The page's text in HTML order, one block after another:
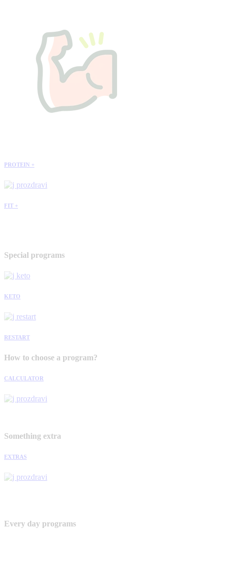
PROTEIN +
FIT +
Special programs
KETO
RESTART
How to choose a program?
CALCULATOR
Something extra
EXTRAS
Every day programs